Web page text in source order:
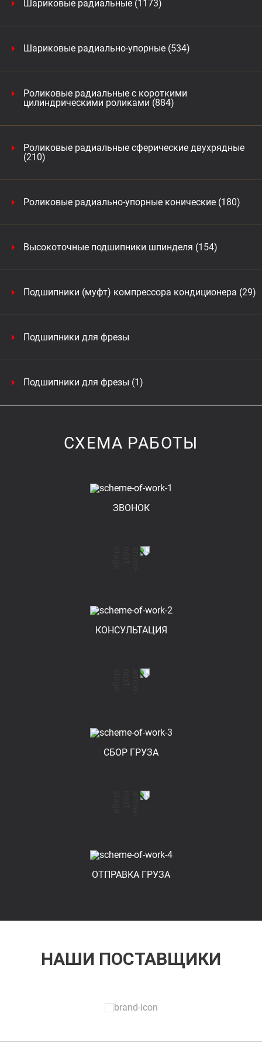
Шариковые радиальные (1173)
Шариковые радиально-упорные (534)
Роликовые радиальные с короткими
цилиндрическими роликами (884)
Роликовые радиальные сферические двухрядные
(210)
Роликовые радиально-упорные конические (180)
Высокоточные подшипники шпинделя (154)
Подшипники (муфт) компрессора кондиционера (29)
Подшипники для фрезы
Подшипники для фрезы (1)
СХЕМА РАБОТЫ
ЗВОНОК
КОНСУЛЬТАЦИЯ
СБОР ГРУЗА
ОТПРАВКА ГРУЗА
НАШИ ПОСТАВЩИКИ